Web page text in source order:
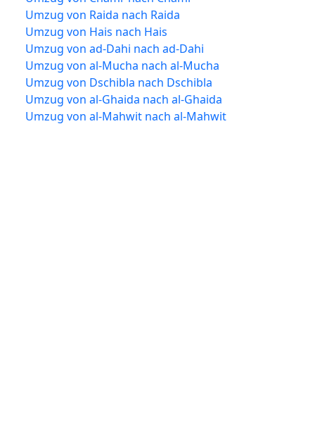
Umzug von Raida nach Raida
Umzug von Hais nach Hais
Umzug von ad-Dahi nach ad-Dahi
Umzug von al-Mucha nach al-Mucha
Umzug von Dschibla nach Dschibla
Umzug von al-Ghaida nach al-Ghaida
Umzug von al-Mahwit nach al-Mahwit